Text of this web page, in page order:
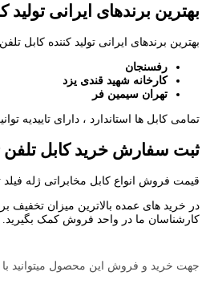
بهترین برندهای ایرانی تولید
بهترین برندهای ایرانی تولید کننده کابل تلفن ژله فیلد خاکی50 زوج که در مرکز فروش آراد کابل به صورت
رفسنجان
کارخانه شهید قندی یزد
تهران سیمین فر
تمامی کابل ها استاندارد ، دارای
ثبت سفارش خرید کابل تلفن ژله فیلد
قیمت فروش انواع کابل مخابراتی ژله فیلد تا حد زیادی به برند
در خرید های عمده بالاترین میزان تخفیف
کارشناسان ما در واحد فروش کمک بگیرید. سفارش شما در سریع ترین
جهت خرید و فروش این محصول میتوانید با